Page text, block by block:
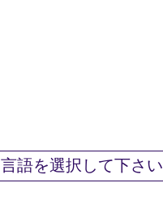
言語を選択して下さい